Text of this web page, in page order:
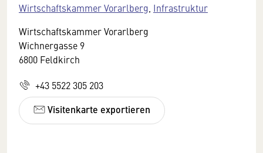
Wirtschaftskammer Vorarlberg Infrastruktur
Wirtschaftskammer Vorarlberg
Wichnergasse 9
6800 Feldkirch
+43 5522 305 203
Visitenkarte exportieren